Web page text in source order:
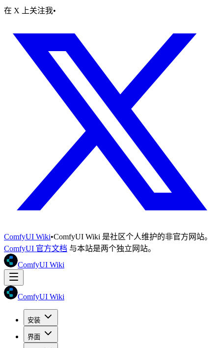
在 X 上关注我•
ComfyUI Wiki•ComfyUI Wiki 是社区个人维护的非官方网站。
ComfyUI 官方文档 与本站是两个独立网站。
ComfyUI Wiki
ComfyUI Wiki
安装
界面